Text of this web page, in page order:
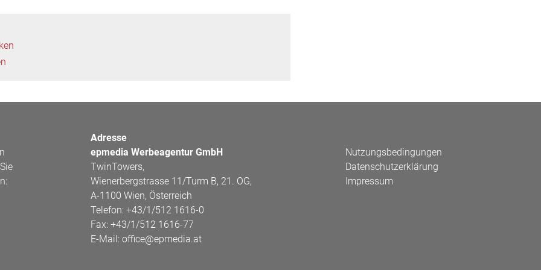
Adresse
epmedia Werbeagentur GmbH
TwinTowers,
Wienerbergstrasse 11/Turm B, 21. OG,
A-1100 Wien, Österreich
Telefon:+43/1/512 1616-0
Fax:+43/1/512 1616-77
E-Mail:office@epmedia.at
Nutzungsbedingungen
Datenschutzerklärung
Impressum